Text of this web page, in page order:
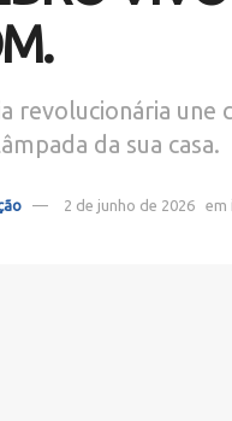
revolucionária une
da sua casa.
2 de junho de 2026 em